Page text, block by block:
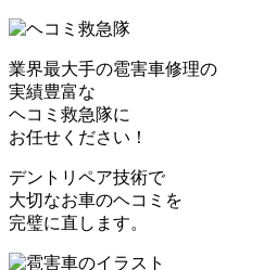
業界最大手の雹害車修理の
実績豊富な
ヘコミ救急隊に
お任せください！
デントリペア技術で
大切なお車のヘコミを
完璧に直します。